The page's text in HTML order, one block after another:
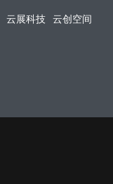
云展科技 云创空间